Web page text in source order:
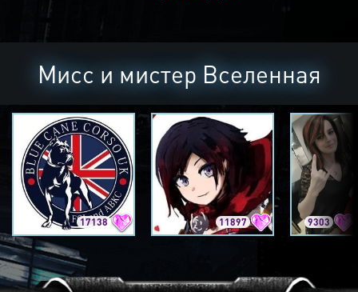
Мисс и мистер Вселенная
17138 11897 9303